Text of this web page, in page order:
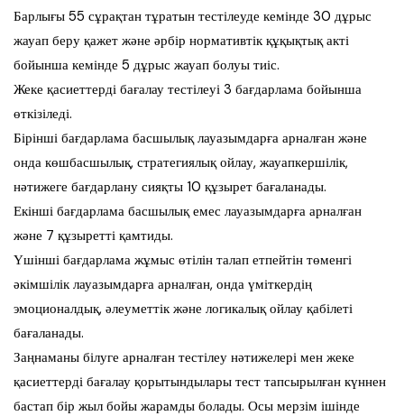
Барлығы 55 сұрақтан тұратын тестілеуде кемінде 30 дұрыс
жауап беру қажет және әрбір нормативтік құқықтық акті
бойынша кемінде 5 дұрыс жауап болуы тиіс.
Жеке қасиеттерді бағалау тестілеуі 3 бағдарлама бойынша
өткізіледі.
Бірінші бағдарлама басшылық лауазымдарға арналған және
онда көшбасшылық, стратегиялық ойлау, жауапкершілік,
нәтижеге бағдарлану сияқты 10 құзырет бағаланады.
Екінші бағдарлама басшылық емес лауазымдарға арналған
және 7 құзыретті қамтиды.
Үшінші бағдарлама жұмыс өтілін талап етпейтін төменгі
әкімшілік лауазымдарға арналған, онда үміткердің
эмоционалдық, әлеуметтік және логикалық ойлау қабілеті
бағаланады.
Заңнаманы білуге арналған тестілеу нәтижелері мен жеке
қасиеттерді бағалау қорытындылары тест тапсырылған күннен
бастап бір жыл бойы жарамды болады. Осы мерзім ішінде